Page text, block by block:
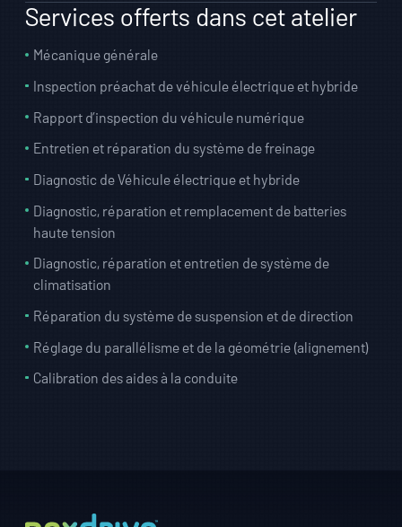
Services offerts dans cet atelier
Mécanique générale
Inspection préachat de véhicule électrique et hybride
Rapport d’inspection du véhicule numérique
Entretien et réparation du système de freinage
Diagnostic de Véhicule électrique et hybride
Diagnostic, réparation et remplacement de batteries
haute tension
Diagnostic, réparation et entretien de système de
climatisation
Réparation du système de suspension et de direction
Réglage du parallélisme et de la géométrie (alignement)
Calibration des aides à la conduite